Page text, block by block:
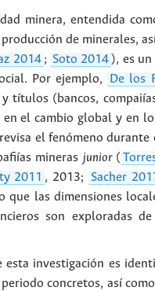
minera, entendida
de minerales,
2014 ; Soto 2014 ), es
Por ejemplo,
De los
títulos (bancos,
el cambio global y en
el fenómeno
mineras junior(
2011 , 2013;
Sacher
que las dimensiones
son exploradas
esta investigación es
concretos, así